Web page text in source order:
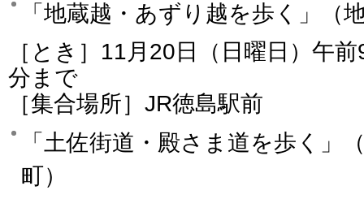
「地蔵越・あずり越を歩く」（
［とき］11月20日（日曜日）午
分まで
［集合場所］JR徳島駅前
「土佐街道・殿さま道を歩く」
町）